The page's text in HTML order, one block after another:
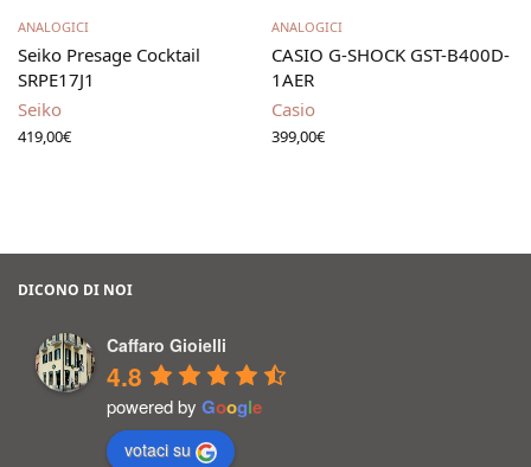
ANALOGICI
Seiko Presage Cocktail
SRPE17J1
Seiko
419,00€
ANALOGICI
CASIO G-SHOCK GST-B400D-
1AER
Casio
399,00€
DICONO DI NOI
Caffaro Gioielli
4.8
powered by Google
votaci su